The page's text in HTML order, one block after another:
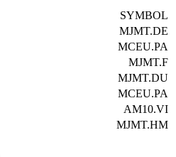
SYMBOL
MJMT.DE
MCEU.PA
MJMT.F
MJMT.DU
MCEU.PA
AM10.VI
MJMT.HM